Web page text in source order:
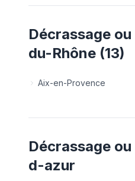
Décrassage
du-Rhône (13)
Aix-en-Provence
Décrassage
d-azur